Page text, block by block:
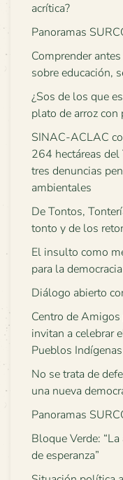
acrítica?
Panoramas
Comprender
sobre educación,
¿Sos de los que
plato de arroz con
SINAC-ACLAC
264 hectáreas
tres denuncias
ambientales
De Tontos,
tonto y de los
El insulto como
para la democracia
Diálogo abierto
Centro de
invitan a celebrar
Pueblos
No se trata de
una nueva
Panoramas
Bloque Verde:
de esperanza”